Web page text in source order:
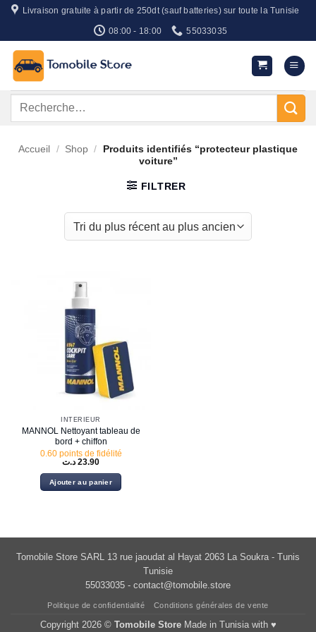
Passer
contenu
Livraison gratuite à partir de 250dt (sauf batteries) sur toute la Tunisie
08:00 - 18:00 55033035
Recherche
Accueil / Shop /
Produits identifiés “protecteur plastique
voiture”
FILTRER
INTÉRIEUR
MANNOL Nettoyant tableau de
bord + chiffon
0.60 points de fidélité
23.90 د.ت
Ajouter au panier
Tomobile Store SARL 13 rue jaoudat al Hayat 2063 La Soukra - Tunis
Tunisie
55033035 - contact@tomobile.store
Politique de confidentialité Conditions générales de vente
Copyright 2026 © Tomobile StoreMade in Tunisia with ♥